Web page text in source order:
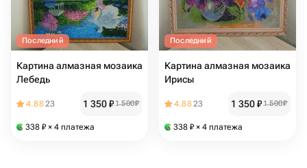
Последний
Картина алмазная мозаика
Лебедь
4.8823 1 350₽1 500₽
338 ₽ × 4 платежа
Последний
Картина алмазная мозаика
Ирисы
4.8823 1 350₽1 500₽
338 ₽ × 4 платежа